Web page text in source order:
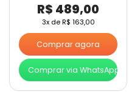
R$ 489,00
3x deR$ 163,00
Comprar agora
Comprar via WhatsApp